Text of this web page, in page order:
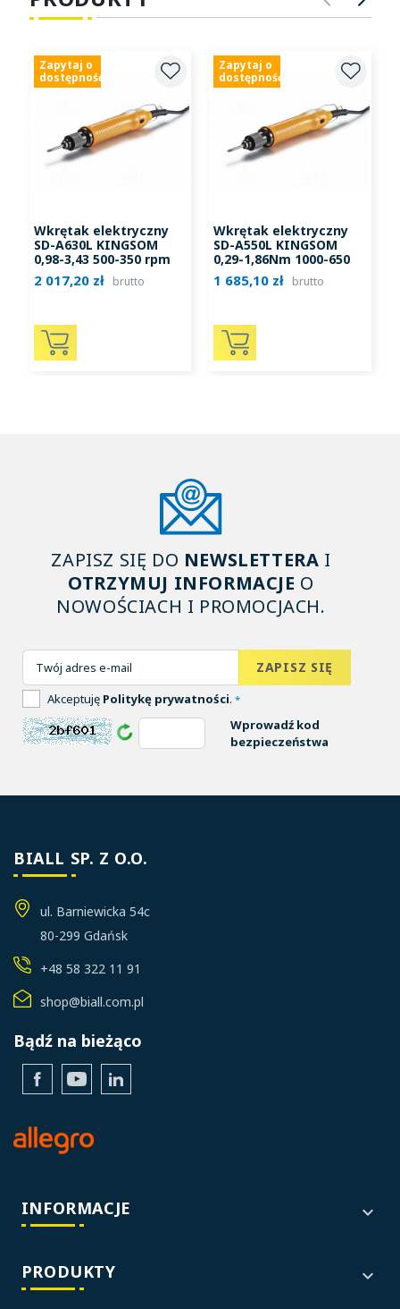
Zapytaj o
dostępność
Wkrętak elektryczny
SD-A630L KINGSOM
0,98-3,43 500-350 rpm
2 017,20 zł brutto
Zapytaj o
dostępność
Wkrętak elektryczny
SD-A550L KINGSOM
0,29-1,86Nm 1000-650
rpm
1 685,10 zł brutto
ZAPISZ SIĘ DO NEWSLETTERA I
OTRZYMUJ INFORMACJE O
NOWOŚCIACH I PROMOCJACH.
Akceptuję Politykę prywatności. *
Wprowadź kod
bezpieczeństwa
BIALL SP. Z O.O.
ul. Barniewicka 54c
80-299 Gdańsk
+48 58 322 11 91
shop@biall.com.pl
Bądź na bieżąco
FacebookYouTubeLinkedIn
INFORMACJE 
PRODUKTY 